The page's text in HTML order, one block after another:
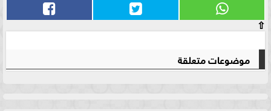
⇧
موضوعات متعلقة